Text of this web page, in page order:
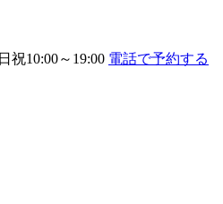
祝10:00～19:00 電話で予約する